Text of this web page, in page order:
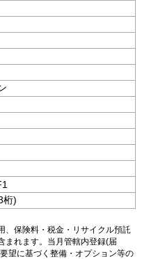
桁)
保険料・税金・リサイクル預託
まれます。当月管轄内登録(届
望に基づく整備・オプション等の